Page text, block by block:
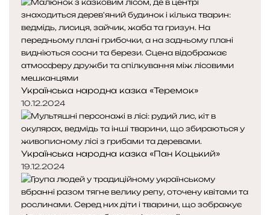
Українська народна казка «Теремок»
10.12.2024
Українська народна казка «Пан Коцький»
19.12.2024